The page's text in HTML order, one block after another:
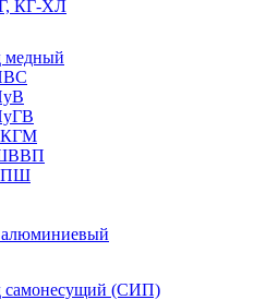
КГ-ХЛ
медный
алюминиевый
самонесущий (СИП)